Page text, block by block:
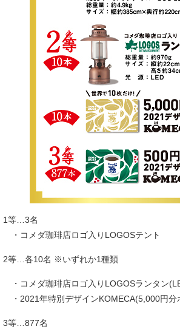
1等…3名
・コメダ珈琲店ロゴ入りLOGOSテント
2等…各10名 ※いずれか1種類
・コメダ珈琲店ロゴ入りLOGOSランタン
・2021年特別デザインKOMECA(5,000円分
3等…877名